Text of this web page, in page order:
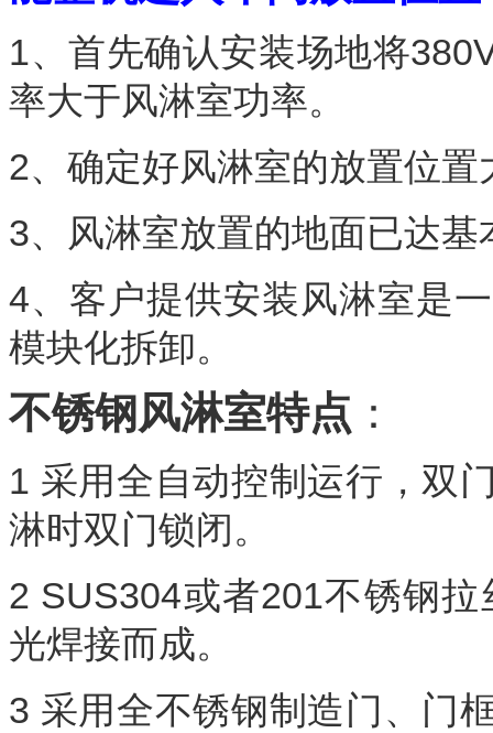
1、首先确认安装场地将
率大于风淋室功率。
2、确定好风淋室的放置位
3、风淋室放置的地面已达
4、客户提供安装风淋室是
模块化拆卸。
不锈钢风淋室特点 ：
1 采用全自动控制运行，双
淋时双门锁闭。
2 SUS304或者201不锈钢
光焊接而成。
3 采用全不锈钢制造门、门